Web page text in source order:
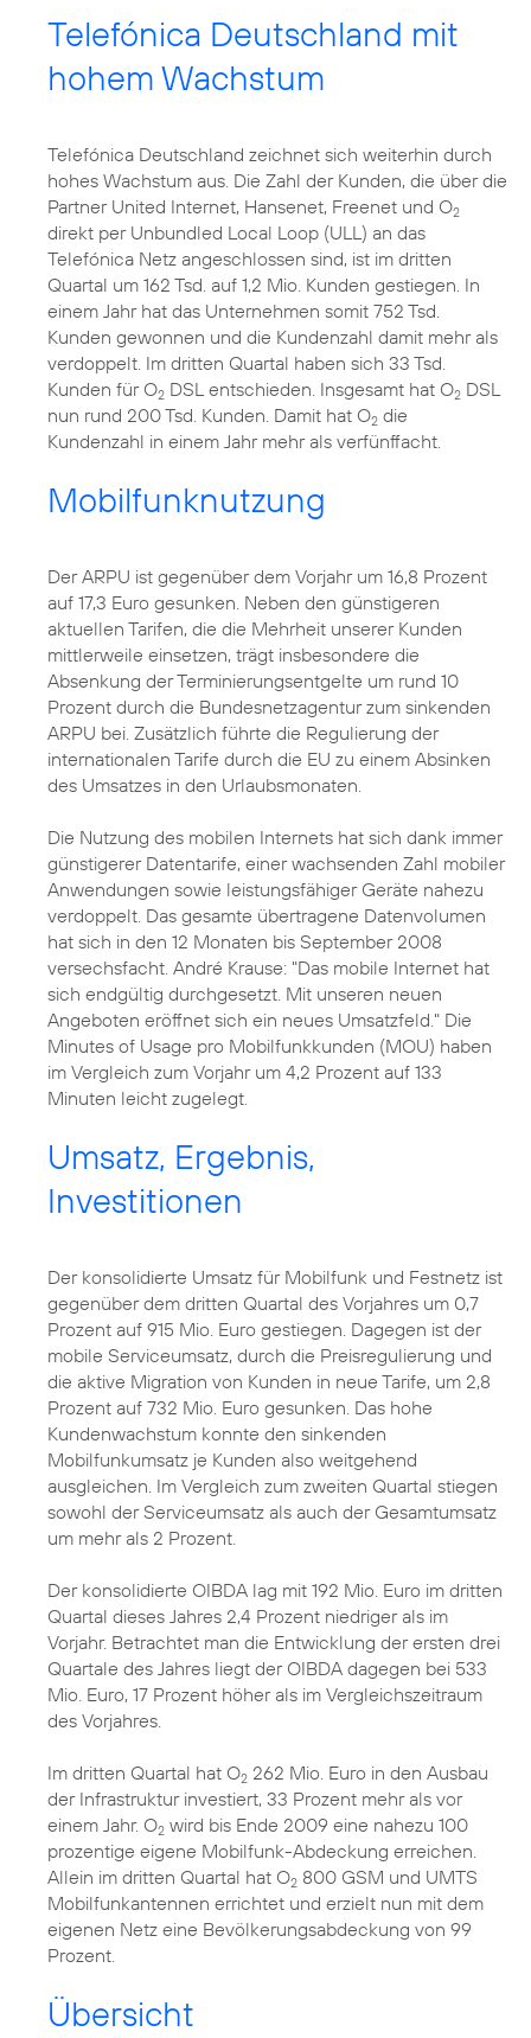
Telefónica Deutschland mit
hohem Wachstum
Telefónica Deutschland zeichnet sich weiterhin durch
hohes Wachstum aus. Die Zahl der Kunden, die über die
Partner United Internet, Hansenet, Freenet und O2
direkt per Unbundled Local Loop (ULL) an das
Telefónica Netz angeschlossen sind, ist im dritten
Quartal um 162 Tsd. auf 1,2 Mio. Kunden gestiegen. In
einem Jahr hat das Unternehmen somit 752 Tsd.
Kunden gewonnen und die Kundenzahl damit mehr als
verdoppelt. Im dritten Quartal haben sich 33 Tsd.
Kunden für O2 DSL entschieden. Insgesamt hat O2 DSL
nun rund 200 Tsd. Kunden. Damit hat O2 die
Kundenzahl in einem Jahr mehr als verfünffacht.
Mobilfunknutzung
Der ARPU ist gegenüber dem Vorjahr um 16,8 Prozent
auf 17,3 Euro gesunken. Neben den günstigeren
aktuellen Tarifen, die die Mehrheit unserer Kunden
mittlerweile einsetzen, trägt insbesondere die
Absenkung der Terminierungsentgelte um rund 10
Prozent durch die Bundesnetzagentur zum sinkenden
ARPU bei. Zusätzlich führte die Regulierung der
internationalen Tarife durch die EU zu einem Absinken
des Umsatzes in den Urlaubsmonaten.
Die Nutzung des mobilen Internets hat sich dank immer
günstigerer Datentarife, einer wachsenden Zahl mobiler
Anwendungen sowie leistungsfähiger Geräte nahezu
verdoppelt. Das gesamte übertragene Datenvolumen
hat sich in den 12 Monaten bis September 2008
versechsfacht. André Krause: "Das mobile Internet hat
sich endgültig durchgesetzt. Mit unseren neuen
Angeboten eröffnet sich ein neues Umsatzfeld." Die
Minutes of Usage pro Mobilfunkkunden (MOU) haben
im Vergleich zum Vorjahr um 4,2 Prozent auf 133
Minuten leicht zugelegt.
Umsatz, Ergebnis,
Investitionen
Der konsolidierte Umsatz für Mobilfunk und Festnetz ist
gegenüber dem dritten Quartal des Vorjahres um 0,7
Prozent auf 915 Mio. Euro gestiegen. Dagegen ist der
mobile Serviceumsatz, durch die Preisregulierung und
die aktive Migration von Kunden in neue Tarife, um 2,8
Prozent auf 732 Mio. Euro gesunken. Das hohe
Kundenwachstum konnte den sinkenden
Mobilfunkumsatz je Kunden also weitgehend
ausgleichen. Im Vergleich zum zweiten Quartal stiegen
sowohl der Serviceumsatz als auch der Gesamtumsatz
um mehr als 2 Prozent.
Der konsolidierte OIBDA lag mit 192 Mio. Euro im dritten
Quartal dieses Jahres 2,4 Prozent niedriger als im
Vorjahr. Betrachtet man die Entwicklung der ersten drei
Quartale des Jahres liegt der OIBDA dagegen bei 533
Mio. Euro, 17 Prozent höher als im Vergleichszeitraum
des Vorjahres.
Im dritten Quartal hat O2 262 Mio. Euro in den Ausbau
der Infrastruktur investiert, 33 Prozent mehr als vor
einem Jahr. O2 wird bis Ende 2009 eine nahezu 100
prozentige eigene Mobilfunk-Abdeckung erreichen.
Allein im dritten Quartal hat O2 800 GSM und UMTS
Mobilfunkantennen errichtet und erzielt nun mit dem
eigenen Netz eine Bevölkerungsabdeckung von 99
Prozent.
Übersicht